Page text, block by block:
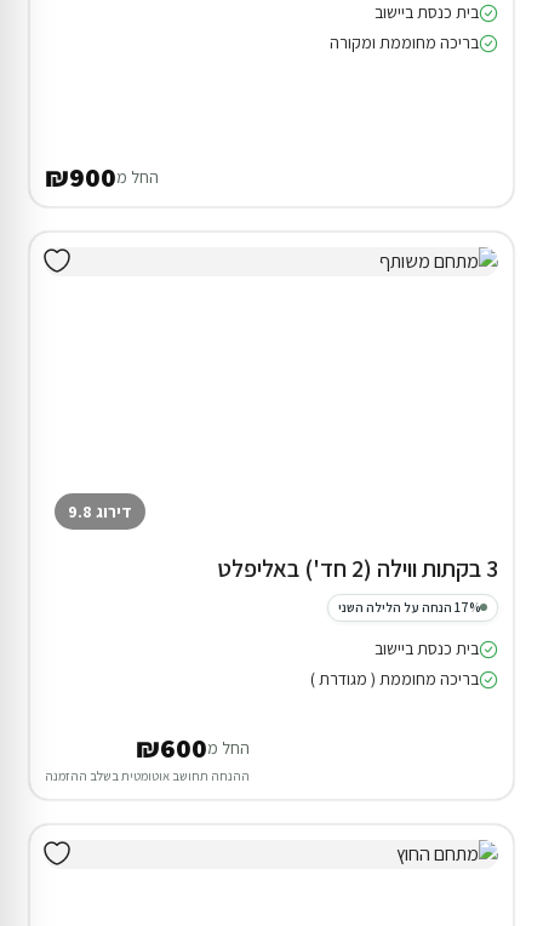
בית כנסת ביישוב
בריכה מחוממת ומקורה
החל מ₪900
דירוג 9.8
3 בקתות ווילה (2 חד') באליפלט
17% הנחה על הלילה השני
בית כנסת ביישוב
בריכה מחוממת ( מגודרת )
החל מ₪600
ההנחה תחושב אוטומטית בשלב ההזמנה